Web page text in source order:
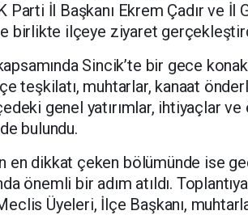
Parti İl Başkanı Ekrem Çadır ve
birlikte ilçeye ziyaret
Sincik’te bir gece
teşkilatı, muhtarlar, kanaat
genel yatırımlar, ihtiyaçlar
bulundu.
en dikkat çeken bölümünde ise
önemli bir adım atıldı.
Üyeleri, İlçe Başkanı,